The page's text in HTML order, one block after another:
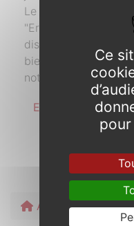
Le mystère abgrall,
"Erwann Abgrall, un
disparu, laissant
bien que d’origine
notaire à Rennes a
En savoir plus
Accueil
Ce